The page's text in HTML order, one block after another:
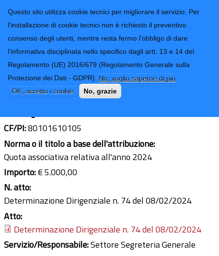
Questo sito utilizza cookie tecnici per migliorare il servizio. Per
l'installazione di cookie tecnici non è richiesto il preventivo
consenso degli utenti, mentre resta fermo l'obbligo di dare
l'informativa disciplinata nello specifico dagli artt. 13 e 14 del
Regolamento (UE) 2016/679 (Regolamento Generale sulla
Protezione dei Dati - GDPR). No, voglio saperne di più
OK, accetto i cookie
No, grazie
Provincia di
Imperia
CONTATTI-URP
TRASPARENZA
Form di ricerca
ANCI Liguria
Ultimo aggiornamento: 29/01/2025 - 13:03
CF/PI:80101610105
Norma o il titolo a base dell'attribuzione:
Quota associativa relativa all'anno 2024
Importo:€ 5.000,00
N. atto:
Determinazione Dirigenziale n. 74 del 08/02/2024
Atto:
Determinazione Dirigenziale n. 74 del 08/02/2024
Servizio/Responsabile:Settore Segreteria Generale